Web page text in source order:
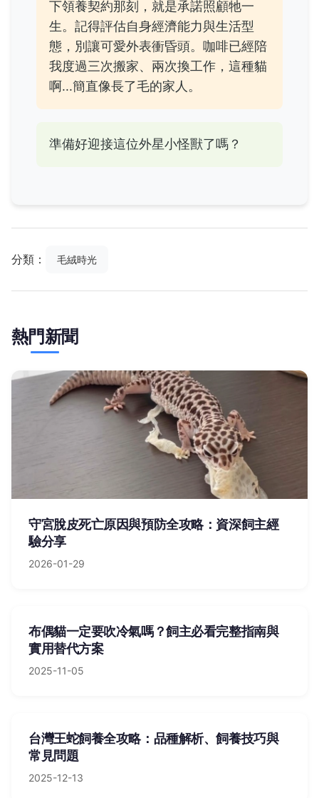
下領養契約那刻，就是承諾照顧牠一
生。記得評估自身經濟能力與生活型
態，別讓可愛外表衝昏頭。咖啡已經陪
我度過三次搬家、兩次換工作，這種貓
啊...簡直像長了毛的家人。
準備好迎接這位外星小怪獸了嗎？
分類： 毛絨時光
熱門新聞
守宮脫皮死亡原因與預防全攻略：資深飼主經
驗分享
2026-01-29
布偶貓一定要吹冷氣嗎？飼主必看完整指南與
實用替代方案
2025-11-05
台灣王蛇飼養全攻略：品種解析、飼養技巧與
常見問題
2025-12-13